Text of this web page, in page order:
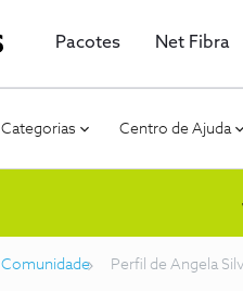
Pacotes Net Fibra
Categorias Centro de Ajuda
Comunidade Perfil de Angela